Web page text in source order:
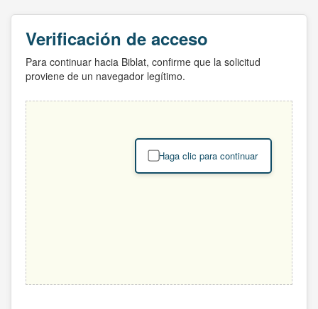
Verificación de acceso
Para continuar hacia Biblat, confirme que la solicitud
proviene de un navegador legítimo.
Haga clic para continuar